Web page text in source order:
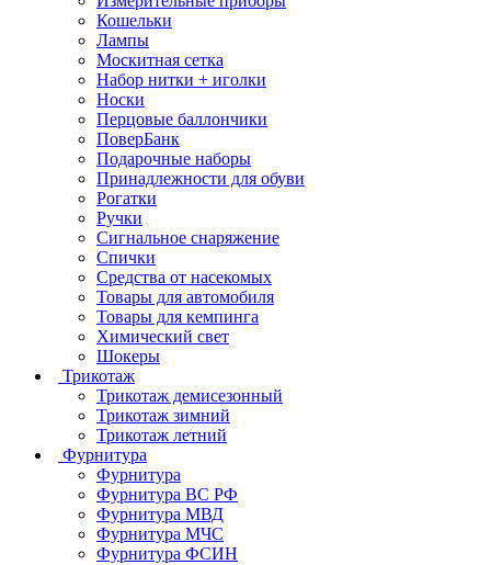
Кошельки
Лампы
Москитная сетка
Набор нитки + иголки
Носки
Перцовые баллончики
ПоверБанк
Подарочные наборы
Принадлежности для обуви
Рогатки
Ручки
Сигнальное снаряжение
Спички
Средства от насекомых
Товары для автомобиля
Товары для кемпинга
Химический свет
Шокеры
Трикотаж
Трикотаж демисезонный
Трикотаж зимний
Трикотаж летний
Фурнитура
Фурнитура
Фурнитура ВС РФ
Фурнитура МВД
Фурнитура МЧС
Фурнитура ФСИН